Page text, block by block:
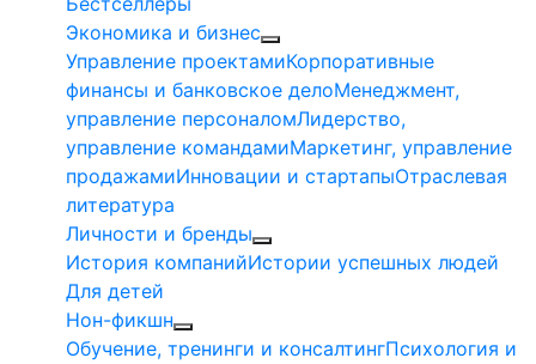
Экономика и бизнес
Управление проектамиКорпоративные
финансы и банковское делоМенеджмент,
управление персоналомЛидерство,
управление командамиМаркетинг, управление
продажамиИнновации и стартапыОтраслевая
литература
Личности и бренды
История компанийИстории успешных людей
Для детей
Нон-фикшн
Обучение, тренинги и консалтингПсихология и